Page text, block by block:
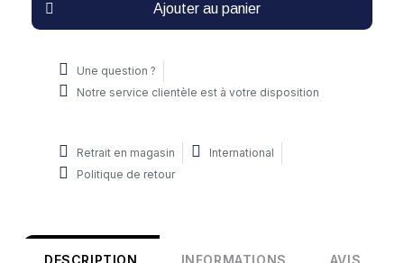
Ajouter au panier
Une question ?
Notre service clientèle est à votre disposition
Retrait en magasin
International
Politique de retour
DESCRIPTION INFORMATIONS AVIS